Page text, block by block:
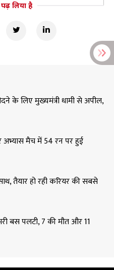
लिया है
के लिए मुख्यमंत्री धामी से अपील,
अभ्यास मैच में 54 रन पर हुई
तैयार हो रही करियर की सबसे
बस पलटी, 7 की मौत और 11